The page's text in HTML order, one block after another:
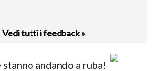
Vedi tutti i feedback »
andando a ruba!